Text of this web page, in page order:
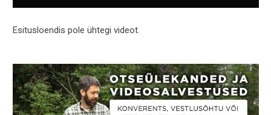
Esitusloendis pole ühtegi videot.